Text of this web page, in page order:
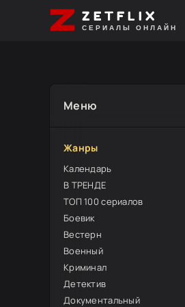
ZETFLIX
СЕРИАЛЫ ОНЛАЙН
Меню
Жанры
Календарь
В ТРЕНДЕ
ТОП 100 сериалов
Боевик
Вестерн
Военный
Криминал
Детектив
Документальный